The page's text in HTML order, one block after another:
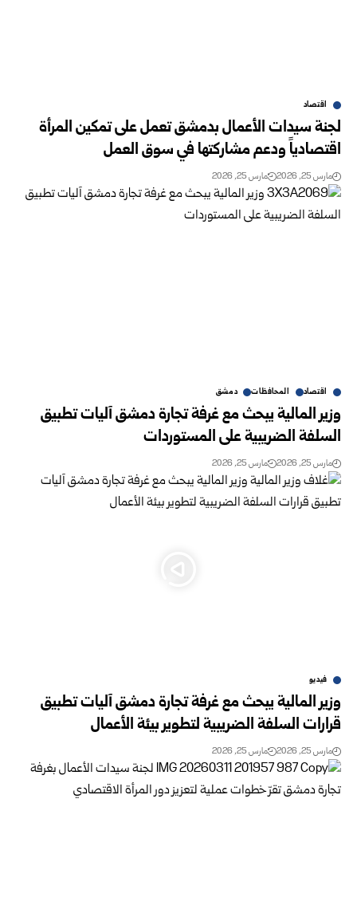
اقتصاد
لجنة سيدات الأعمال بدمشق تعمل على تمكين المرأة
اقتصادياً ودعم مشاركتها في سوق العمل
مارس 25, 2026 مارس 25, 2026
اقتصاد المحافظات دمشق
وزير المالية يبحث مع غرفة تجارة دمشق آليات تطبيق
السلفة الضريبية على المستوردات
مارس 25, 2026 مارس 25, 2026
فيديو
وزير المالية يبحث مع غرفة تجارة دمشق آليات تطبيق
قرارات السلفة الضريبية لتطوير بيئة الأعمال
مارس 25, 2026 مارس 25, 2026